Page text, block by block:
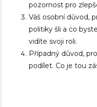
pozornost pro
Váš osobní důvod,
politiky šli a co
vidíte svoji roli.
Případný důvod,
podílet. Co je tou